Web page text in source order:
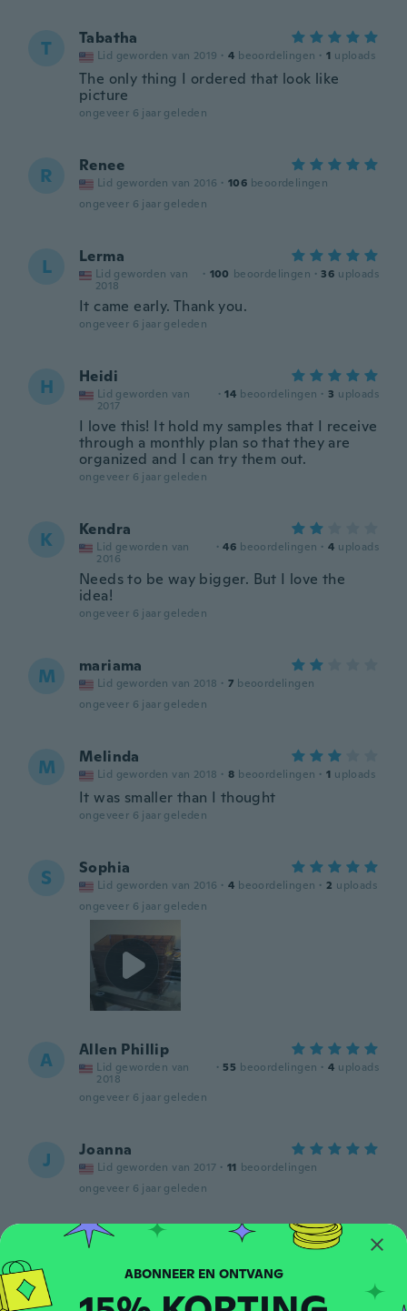
T Tabatha
Lid geworden van 2019 · 4 beoordelingen · 1 uploads
The only thing I ordered that look like
picture
ongeveer 6 jaar geleden
R Renee
Lid geworden van 2016 · 106 beoordelingen
ongeveer 6 jaar geleden
L Lerma
Lid geworden van
2018
· 100 beoordelingen · 36 uploads
It came early. Thank you.
ongeveer 6 jaar geleden
H Heidi
Lid geworden van
2017
· 14 beoordelingen · 3 uploads
I love this! It hold my samples that I receive
through a monthly plan so that they are
organized and I can try them out.
ongeveer 6 jaar geleden
K Kendra
Lid geworden van
2016
· 46 beoordelingen · 4 uploads
Needs to be way bigger. But I love the
idea!
ongeveer 6 jaar geleden
M mariama
Lid geworden van 2018 · 7 beoordelingen
ongeveer 6 jaar geleden
M Melinda
Lid geworden van 2018 · 8 beoordelingen · 1 uploads
It was smaller than I thought
ongeveer 6 jaar geleden
S Sophia
Lid geworden van 2016 · 4 beoordelingen · 2 uploads
ongeveer 6 jaar geleden
A Allen Phillip
Lid geworden van
2018
· 55 beoordelingen · 4 uploads
ongeveer 6 jaar geleden
J Joanna
Lid geworden van 2017 · 11 beoordelingen
ongeveer 6 jaar geleden
Brittany
ongeveer 6 jaar geleden
ABONNEER EN ONTVANG